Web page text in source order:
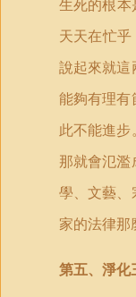
生死的根本
天天在忙
說起來就這
能夠有理有
此不能進
那就會氾
學、文藝、
家的法律
第五、淨化